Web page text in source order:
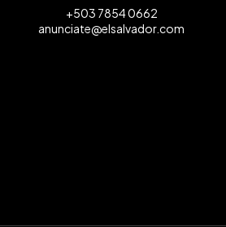
+503 7854 0662
anunciate@elsalvador.com